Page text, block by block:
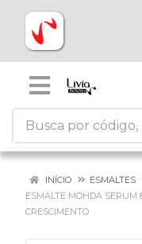
INÍCIO ESMALTES
ESMALTE MOHDA SERUM
CRESCIMENTO